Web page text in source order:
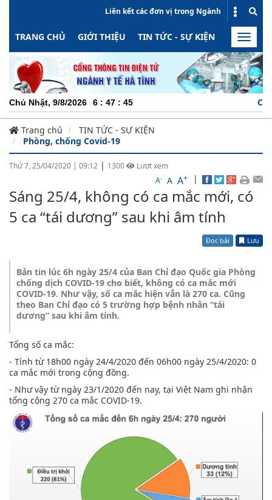
Liên kết các đơn vị trong Ngành
TRANG CHỦ GIỚI THIỆU TIN TỨC - SỰ KIỆN HOẠT
Toggle
Chủ Nhật, 9/8/2026 6 : 47 : 45
Trang chủ
TIN TỨC - SỰ KIỆN
Phòng, chống Covid-19
Thứ 7, 25/04/2020 | 09:12 | 1300
Lượt xem
A- A A+ |
Sáng 25/4, không có ca mắc mới, có
5 ca “tái dương” sau khi âm tính
Đọc bài Lưu
Bản tin lúc 6h ngày 25/4 của Ban Chỉ đạo Quốc gia Phòng
chống dịch COVID-19 cho biết, không có ca mắc mới
COVID-19. Như vậy, số ca mắc hiện vẫn là 270 ca. Cũng
theo Ban Chỉ đạo có 5 trường hợp bệnh nhân “tái
dương” sau khi âm tính.
Tổng số ca mắc:
- Tính từ 18h00 ngày 24/4/2020 đến 06h00 ngày 25/4/2020: 0
ca mắc mới trong cộng đồng.
- Như vậy từ ngày 23/1/2020 đến nay, tại Việt Nam ghi nhận
tổng cộng 270 ca mắc COVID-19.